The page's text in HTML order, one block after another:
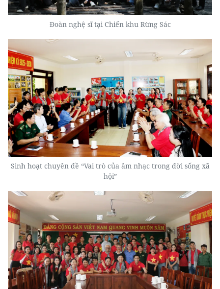
Đoàn nghệ sĩ tại Chiến khu Rừng Sác
Sinh hoạt chuyên đề “Vai trò của âm nhạc trong đời sống xã
hội”